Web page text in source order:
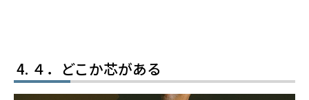
４．どこか芯がある